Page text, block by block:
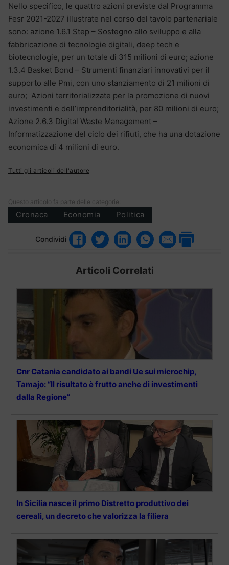
Nello specifico, le quattro azioni previste dal Programma
Fesr 2021-2027 illustrate nel corso del tavolo partenariale
sono: azione 1.6.1 Step – Sostegno allo sviluppo e alla
fabbricazione di tecnologie digitali, deep tech e
biotecnologie, per un totale di 315 milioni di euro; azione
1.3.4 Basket Bond – Strumenti finanziari innovativi per il
supporto alle Pmi, con uno stanziamento di 21 milioni di
euro; Azioni territorializzate per la promozione di nuovi
investimenti e dell’imprenditorialità, per 80 milioni di euro;
Azione 2.6.3 Digital Waste Management –
Informatizzazione del ciclo dei rifiuti, che ha una dotazione
economica di 4 milioni di euro.
Tutti gli articoli dell'autore
Questo articolo fa parte delle categorie:
Cronaca Economia Politica
Condividi
Articoli Correlati
Cnr Catania candidato ai bandi Ue sui microchip,
Tamajo: “Il risultato è frutto anche di investimenti
dalla Regione”
In Sicilia nasce il primo Distretto produttivo dei
cereali, un decreto che valorizza la filiera